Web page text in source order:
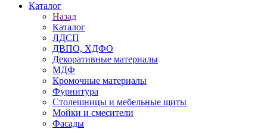
Каталог
Назад
Каталог
ЛДСП
ДВПО, ХДФО
Декоративные материалы
МДФ
Кромочные материалы
Фурнитура
Столешницы и мебельные щиты
Мойки и смесители
Фасады